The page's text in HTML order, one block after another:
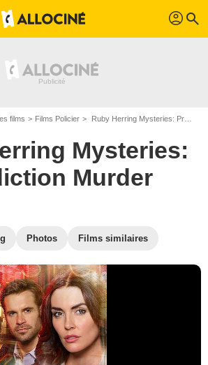
profil search
films Films Policier Ruby Herring Mysteries: Prediction Murder de Neill Fearnley
Mysteries:
Murder
Photos Films similaires